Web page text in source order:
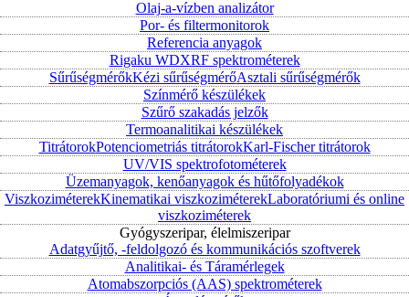
Olaj-a-vízben analizátor
Por- és filtermonitorok
Referencia anyagok
Rigaku WDXRF spektrométerek
SűrűségmérőkKézi sűrűségmérőAsztali sűrűségmérők
Színmérő készülékek
Szűrő szakadás jelzők
Termoanalitikai készülékek
TitrátorokPotenciometriás titrátorokKarl-Fischer titrátorok
UV/VIS spektrofotométerek
Üzemanyagok, kenőanyagok és hűtőfolyadékok
ViszkoziméterekKinematikai viszkoziméterekLaboratóriumi és online
viszkoziméterek
Gyógyszeripar, élelmiszeripar
Adatgyűjtő, -feldolgozó és kommunikációs szoftverek
Analitikai- és Táramérlegek
Atomabszorpciós (AAS) spektrométerek